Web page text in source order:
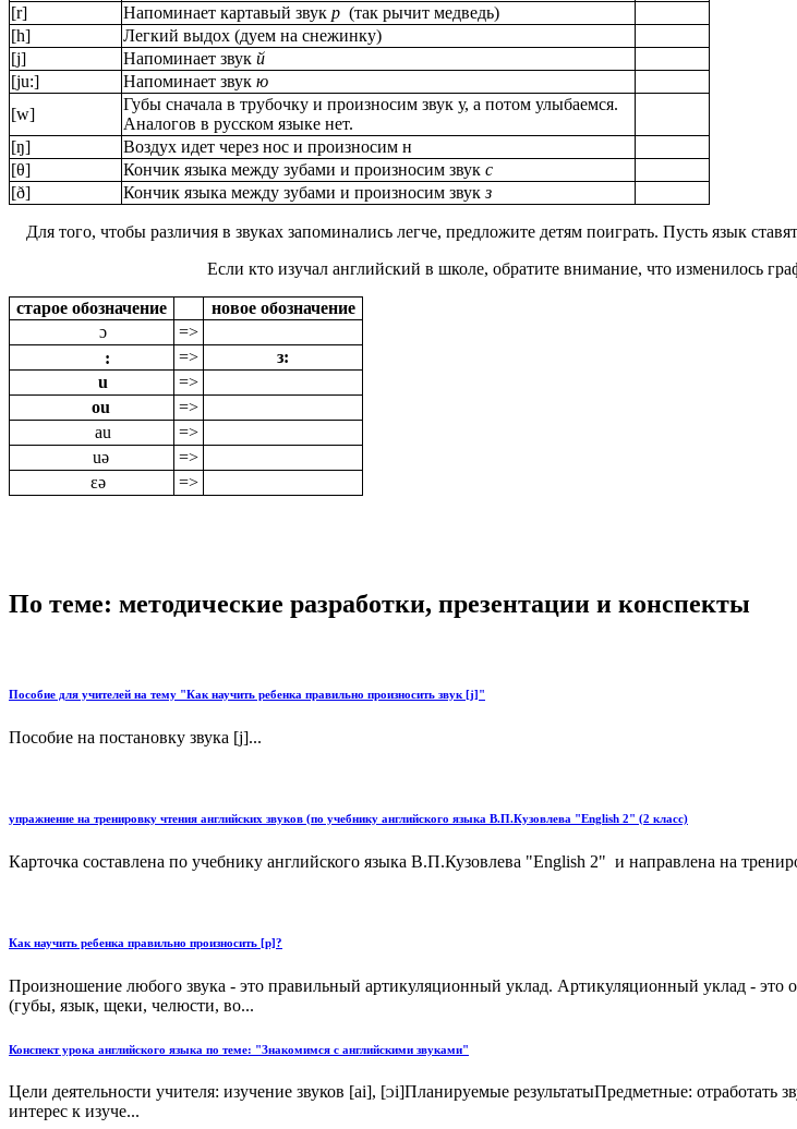
[r]
Напоминает картавый звукр (так рычит медведь)
[h]
Легкий выдох (дуем на снежинку)
[j]
Напоминает звукй
[ju:]
Напоминает звукю
[w]
Губы сначала в трубочку и произносим звук у, а потом улыбаемся.
Аналогов в русском языке нет.
[ŋ]
Воздух идет через нос и произносим н
[θ]
Кончик языка между зубами и произносим звукс
[ð]
Кончик языка между зубами и произносим звукз
Для того, чтобы различия в звуках запоминались легче, предложите детям поиграть. Пусть язык
Если кто изучал английский в школе, обратите внимание, что изменилось
старое обозначение
новое обозначение
ɔ
=>
:
=>
з:
u
=>
ou
=>
au
=>
uə
=>
ɛə
=>
По теме: методические разработки, презентации и конспекты
Пособие для учителей на тему "Как научить ребенка правильно произносить звук [j]"
Пособие на постановку звука [j]...
упражнение на тренировку чтения английских звуков (по учебнику английского языка В.П.Кузовлева "English 2" (2 класс)
Карточка составлена по учебнику английского языка В.П.Кузовлева "English 2" и направлена на
Как научить ребенка правильно произносить [р]?
Произношение любого звука - это правильный артикуляционный уклад. Артикуляционный уклад - это
(губы, язык, щеки, челюсти, во...
Конспект урока английского языка по теме: "Знакомимся с английскими звуками"
Цели деятельности учителя: изучение звуков [ai], [ᴐi]Планируемые результатыПредметные:
интерес к изуче...